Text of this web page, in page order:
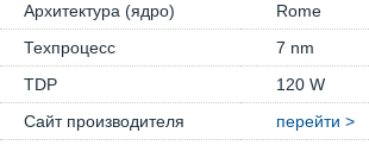
Архитектура (ядро)
Rome
Техпроцесс
7 nm
TDP
120 W
Сайт производителя
перейти >